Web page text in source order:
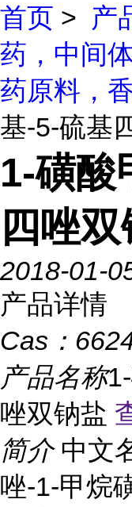
首页 > 产
药，中间
药原料，
基-5-硫基
1-磺酸
四唑
2018-01-
产品详情
Cas：
产品名称
唑双钠盐
简介 中文
唑-1-甲烷